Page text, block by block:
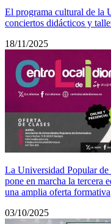
El programa cultural de la
conciertos didácticos y
18/11/2025
La Universidad Popular
pone en marcha la tercera
una amplia oferta formativa
03/10/2025